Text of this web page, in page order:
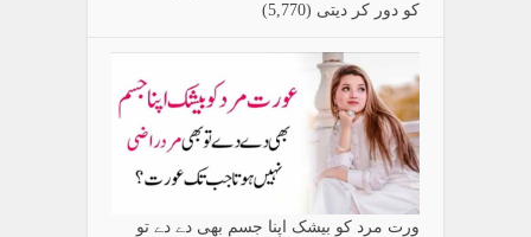
کو دور کر دیتی (5,770)
ورت مرد کو بیشک اپنا جسم بھی دے دے تو